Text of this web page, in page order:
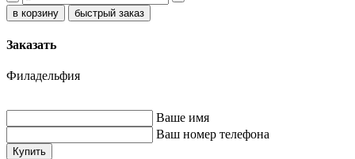
быстрый заказ
Заказать
Филадельфия
Ваше имя
Ваш номер телефона
Купить